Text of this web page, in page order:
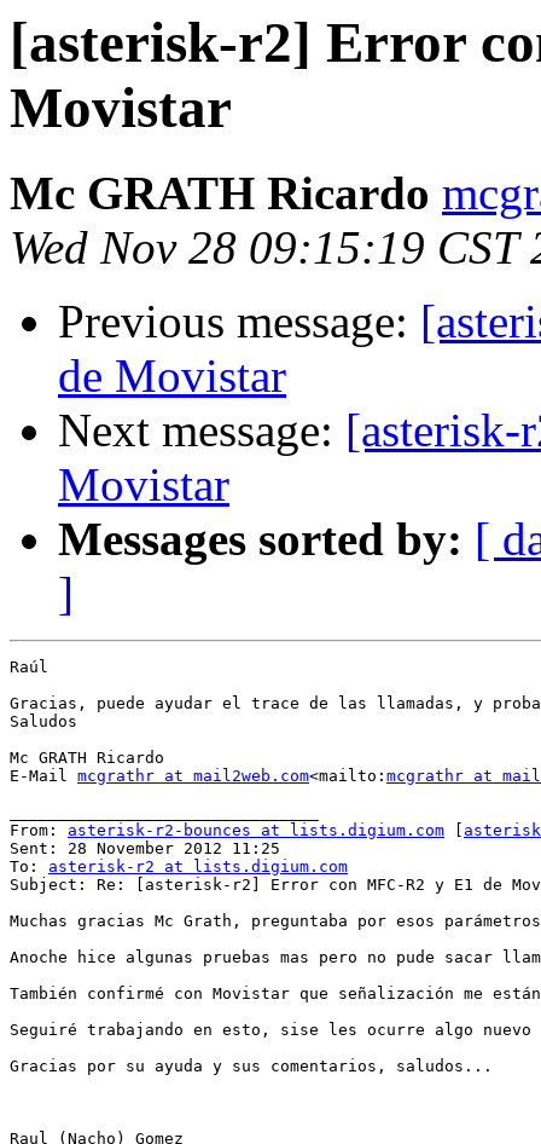
[asterisk-r2] Error
Movistar
Mc GRATH Ricardo
Wed Nov 28 09:15:19 CST
Previous message:
de Movistar
Next message: [asterisk-
Movistar
Messages sorted by: [
]
Raúl
Gracias, puede ayudar el trace de las llamadas, y
Saludos
Mc GRATH Ricardo
E-Mail mcgrathr at mail2web.com<mailto: mcgrathr at
From: asterisk-r2-bounces at lists.digium.com
Sent: 28 November 2012 11:25
To: asterisk-r2 at lists.digium.com
Subject: Re: [asterisk-r2] Error con MFC-R2 y E1 de
Muchas gracias Mc Grath, preguntaba por esos
Anoche hice algunas pruebas mas pero no pude
También confirmé con Movistar que señalización me
Seguiré trabajando en esto, sise les ocurre algo
Gracias por su ayuda y sus comentarios, saludos...
Raul (Nacho) Gomez